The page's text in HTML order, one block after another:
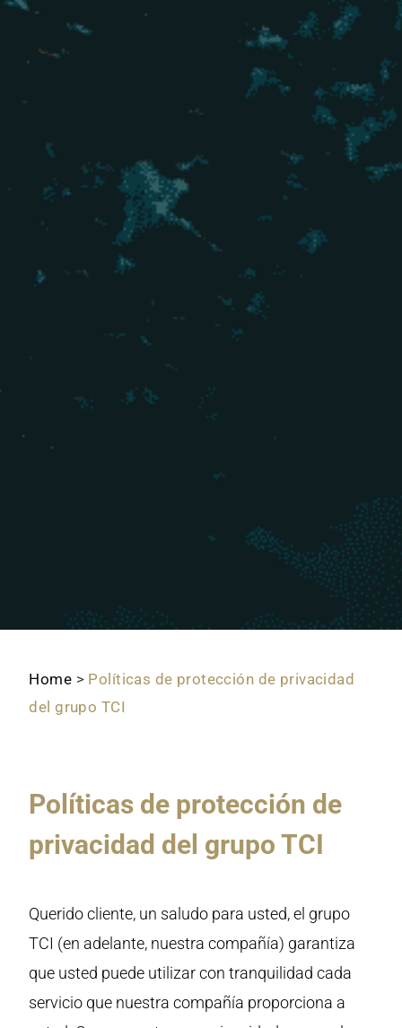
Home > Políticas de protección de privacidad
del grupo TCI
Políticas de protección de
privacidad del grupo TCI
Querido cliente, un saludo para usted, el grupo
TCI (en adelante, nuestra compañía) garantiza
que usted puede utilizar con tranquilidad cada
servicio que nuestra compañía proporciona a